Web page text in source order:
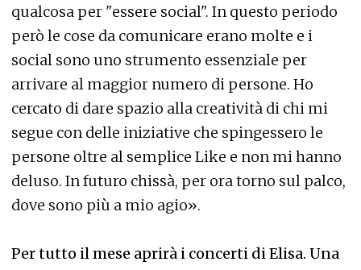
qualcosa per "essere social". In questo periodo
però le cose da comunicare erano molte e i
social sono uno strumento essenziale per
arrivare al maggior numero di persone. Ho
cercato di dare spazio alla creatività di chi mi
segue con delle iniziative che spingessero le
persone oltre al semplice Like e non mi hanno
deluso. In futuro chissà, per ora torno sul palco,
dove sono più a mio agio».
Per tutto il mese aprirà i concerti di Elisa. Una